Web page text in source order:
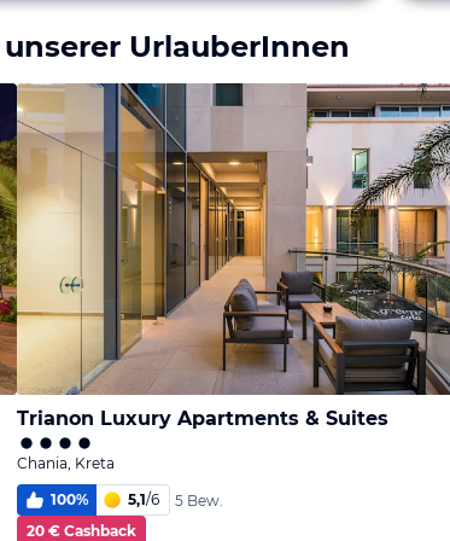
UrlauberInnen
Trianon Luxury Apartments & Suites
Chania, Kreta
100% 5,1/6
5 Bew.
20 € Cashback